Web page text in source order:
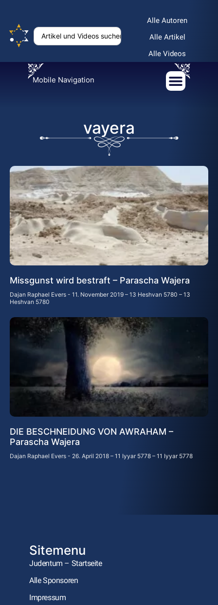
Alle Autoren
Alle Artikel
Alle Videos
Mobile Navigation
vayera
Missgunst wird bestraft – Parascha Wajera
Dajan Raphael Evers
11. November 2019 – 13 Heshvan 5780 – 13
Heshvan 5780
DIE BESCHNEIDUNG VON AWRAHAM –
Parascha Wajera
Dajan Raphael Evers 26. April 2018 – 11 Iyyar 5778 – 11 Iyyar 5778
Sitemenu
Judentum – Startseite
Alle Sponsoren
Impressum